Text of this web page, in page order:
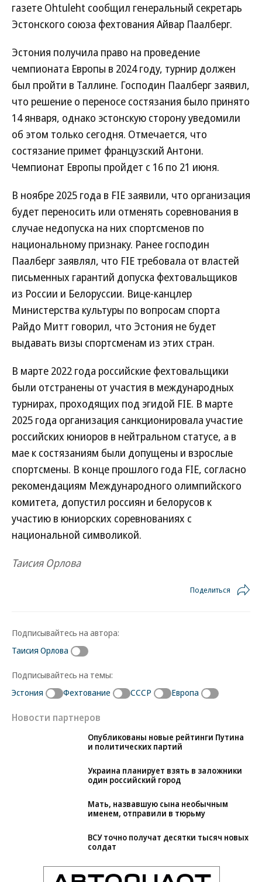
газете Ohtuleht сообщил генеральный секретарь
Эстонского союза фехтования Айвар Паалберг.
Эстония получила право на проведение
чемпионата Европы в 2024 году, турнир должен
был пройти в Таллине. Господин Паалберг заявил,
что решение о переносе состязания было принято
14 января, однако эстонскую сторону уведомили
об этом только сегодня. Отмечается, что
состязание примет французский Антони.
Чемпионат Европы пройдет с 16 по 21 июня.
В ноябре 2025 года в FIE заявили, что организация
будет переносить или отменять соревнования в
случае недопуска на них спортсменов по
национальному признаку. Ранее господин
Паалберг заявлял, что FIE требовала от властей
письменных гарантий допуска фехтовальщиков
из России и Белоруссии. Вице-канцлер
Министерства культуры по вопросам спорта
Райдо Митт говорил, что Эстония не будет
выдавать визы спортсменам из этих стран.
В марте 2022 года российские фехтовальщики
были отстранены от участия в международных
турнирах, проходящих под эгидой FIE. В марте
2025 года организация санкционировала участие
российских юниоров в нейтральном статусе, а в
мае к состязаниям были допущены и взрослые
спортсмены. В конце прошлого года FIE, согласно
рекомендациям Международного олимпийского
комитета, допустил россиян и белорусов к
участию в юниорских соревнованиях с
национальной символикой.
Таисия Орлова
Поделиться
Подписывайтесь на автора:
Таисия Орлова
Подписывайтесь на темы:
Эстония
Фехтование СССР Европа
Новости партнеров
Опубликованы новые рейтинги Путина
и политических партий
Украина планирует взять в заложники
Мать, назвавшую сына необычным
ВСУ точно получат десятки тысяч новых
солдат